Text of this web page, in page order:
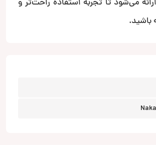
می‌شود تا تجربه استفاده راحت‌تر و
باشید.